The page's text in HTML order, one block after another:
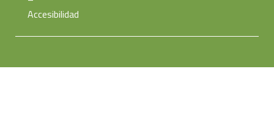
Accesibilidad